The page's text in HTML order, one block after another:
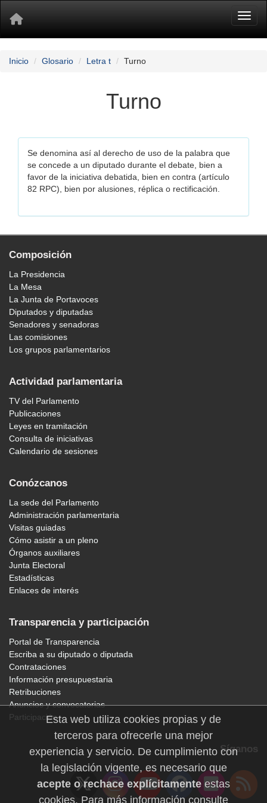
Inicio Glosario Letra t Turno
Turno
Se denomina así al derecho de uso de la palabra que
se concede a un diputado durante el debate, bien a
favor de la iniciativa debatida, bien en contra (artículo
82 RPC), bien por alusiones, réplica o rectificación.
Composición
La Presidencia
La Mesa
La Junta de Portavoces
Diputados y diputadas
Senadores y senadoras
Las comisiones
Los grupos parlamentarios
Actividad parlamentaria
TV del Parlamento
Publicaciones
Leyes en tramitación
Consulta de iniciativas
Calendario de sesiones
Conózcanos
La sede del Parlamento
Administración parlamentaria
Visitas guiadas
Cómo asistir a un pleno
Órganos auxiliares
Junta Electoral
Estadísticas
Enlaces de interés
Transparencia y participación
Portal de Transparencia
Escriba a su diputado o diputada
Contrataciones
Información presupuestaria
Retribuciones
Anuncios y convocatorias
Participación
Síganos
Esta web utiliza cookies propias y de
terceros para ofrecerle una mejor
experiencia y servicio. De cumplimiento con
la legislación vigente, es necesario que
acepte o rechace explícitamente estas
cookies. Para más información consulte